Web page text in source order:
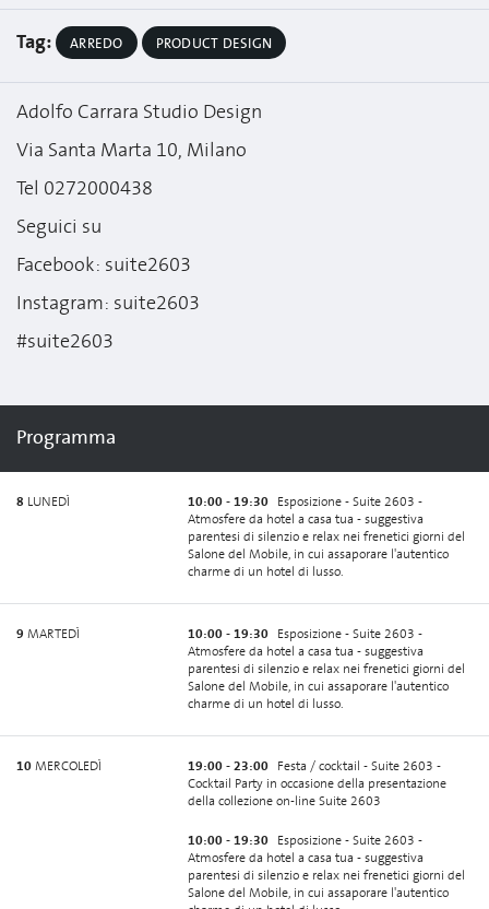
Tag: ARREDO PRODUCT DESIGN
Adolfo Carrara Studio Design
Via Santa Marta 10, Milano
Tel 0272000438
Seguici su
Facebook: suite2603
Instagram: suite2603
#suite2603
Programma
8 LUNEDÌ 10:00 - 19:30
Esposizione - Suite 2603 -
Atmosfere da hotel a casa tua - suggestiva
parentesi di silenzio e relax nei frenetici giorni del
Salone del Mobile, in cui assaporare l'autentico
charme di un hotel di lusso.
9 MARTEDÌ 10:00 - 19:30
Esposizione - Suite 2603 -
Atmosfere da hotel a casa tua - suggestiva
parentesi di silenzio e relax nei frenetici giorni del
Salone del Mobile, in cui assaporare l'autentico
charme di un hotel di lusso.
10 MERCOLEDÌ 19:00 - 23:00
Festa / cocktail - Suite 2603 -
Cocktail Party in occasione della presentazione
della collezione on-line Suite 2603
10:00 - 19:30
Esposizione - Suite 2603 -
Atmosfere da hotel a casa tua - suggestiva
parentesi di silenzio e relax nei frenetici giorni del
Salone del Mobile, in cui assaporare l'autentico